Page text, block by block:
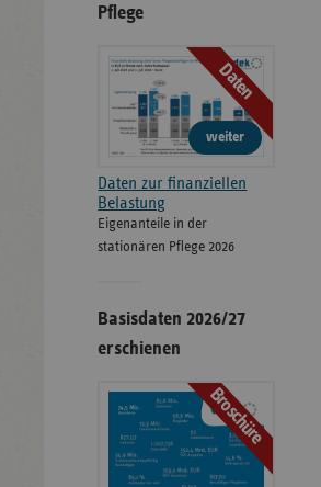
Pflege
Daten
weiter
Daten zur finanziellen
Belastung
Eigenanteile in der
stationären Pflege 2026
Basisdaten 2026/27
erschienen
Broschüre